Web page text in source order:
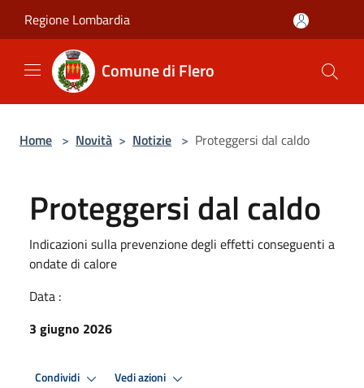
Regione Lombardia
Comune di Flero
Home > Novità > Notizie > Proteggersi dal caldo
Proteggersi dal caldo
Indicazioni sulla prevenzione degli effetti conseguenti a
ondate di calore
Data :
3 giugno 2026
Condividi Vedi azioni